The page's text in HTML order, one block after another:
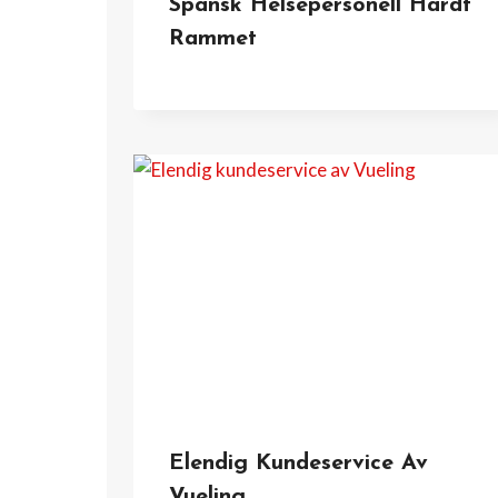
Spansk Helsepersonell Hardt
Rammet
Elendig Kundeservice Av